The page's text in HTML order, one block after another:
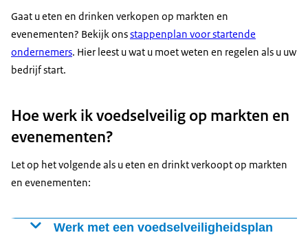
Gaat u eten en drinken verkopen op markten en
evenementen? Bekijk onsstappenplan voor startende
ondernemers. Hier leest u wat u moet weten en regelen als u uw
bedrijf start.
Hoe werk ik voedselveilig op markten en
evenementen?
Let op het volgende als u eten en drinkt verkoopt op markten
en evenementen:
Werk met een voedselveiligheidsplan